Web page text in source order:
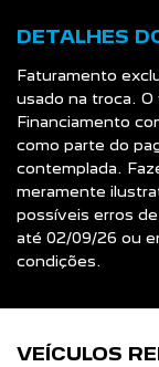
DETALHES
Faturamento
usado na troca.
Financiamento
como parte do
contemplada.
meramente
possíveis erros
até 02/09/26 ou
condições.
VEÍCULOS